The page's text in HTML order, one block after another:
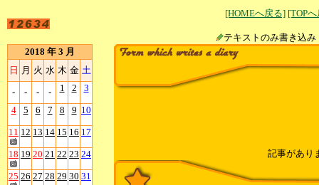
[HOMEへ戻る] [TOP
テキストのみ書
2018 年 3 月
日 月 火 水 木 金 土
- - - - 1 2 3
4 5 6 7 8 9 10
11 12 13 14 15 16 17
18 19 20 21 22 23 24
25 26 27 28 29 30 31
記事があり